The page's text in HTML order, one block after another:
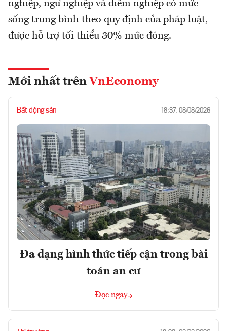
nghiệp, ngư nghiệp và diêm nghiệp có mức
sống trung bình theo quy định của pháp luật,
được hỗ trợ tối thiểu 30% mức đóng.
Mới nhất trên VnEconomy
Bất động sản 18:37, 08/08/2026
Đa dạng hình thức tiếp cận trong bài
toán an cư
Đọc ngay